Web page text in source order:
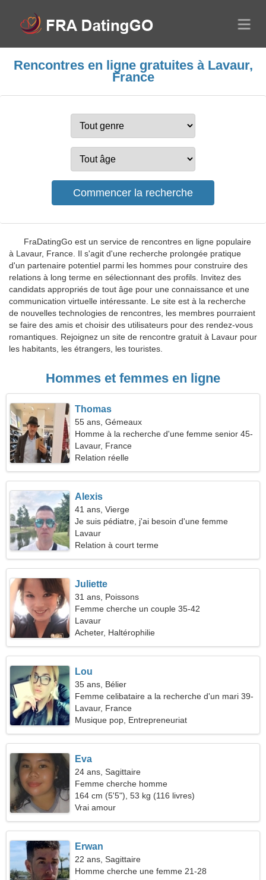
Rencontres en ligne gratuites à Lavaur,
France
FraDatingGo est un service de rencontres en ligne populaire
à Lavaur, France. Il s'agit d'une recherche prolongée pratique
d'un partenaire potentiel parmi les hommes pour construire des
relations à long terme en sélectionnant des profils. Invitez des
candidats appropriés de tout âge pour une connaissance et une
communication virtuelle intéressante. Le site est à la recherche
de nouvelles technologies de rencontres, les membres pourraient
se faire des amis et choisir des utilisateurs pour des rendez-vous
romantiques. Rejoignez un site de rencontre gratuit à Lavaur pour
les habitants, les étrangers, les touristes.
Hommes et femmes en ligne
Thomas
55 ans, Gémeaux
Homme à la recherche d'une femme senior 45-
53
Lavaur, France
Relation réelle
Alexis
41 ans, Vierge
Je suis pédiatre, j'ai besoin d'une femme
extraordinaire
Lavaur
Relation à court terme
Juliette
31 ans, Poissons
Femme cherche un couple 35-42
Lavaur
Acheter, Haltérophilie
Lou
35 ans, Bélier
Femme celibataire a la recherche d'un mari 39-
45
Lavaur, France
Musique pop, Entrepreneuriat
Eva
24 ans, Sagittaire
Femme cherche homme
164 cm (5'5"), 53 kg (116 livres)
Vrai amour
Erwan
22 ans, Sagittaire
Homme cherche une femme 21-28